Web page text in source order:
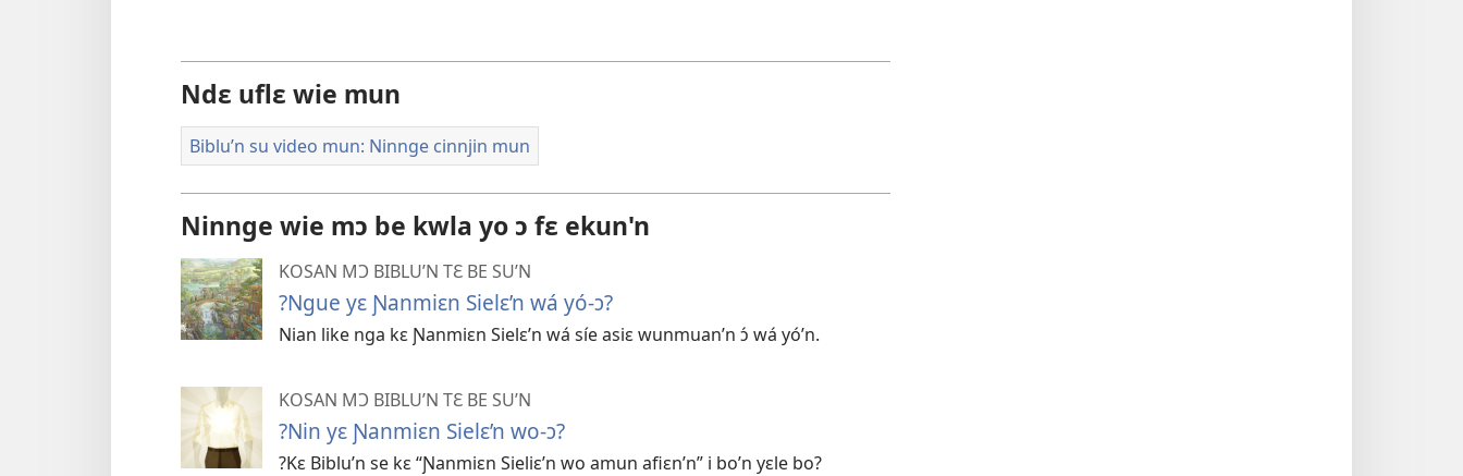
i
falɛ
Ndɛ uflɛ wie mun
Biblu’n su video mun: Ninnge cinnjin mun
Ninnge wie mɔ be kwla yo ɔ fɛ ekun'n
KOSAN MƆ BIBLU’N TƐ BE SU’N
?Ngue yɛ Ɲanmiɛn Sielɛ’n wá yó-ɔ?
Nian like nga kɛ Ɲanmiɛn Sielɛ’n wá síe asiɛ wunmuan’n ɔ́ wá yó’n.
KOSAN MƆ BIBLU’N TƐ BE SU’N
?Nin yɛ Ɲanmiɛn Sielɛ’n wo-ɔ?
?Kɛ Biblu’n se kɛ “Ɲanmiɛn Sieliɛ’n wo amun afiɛn’n” i bo’n yɛle bo?